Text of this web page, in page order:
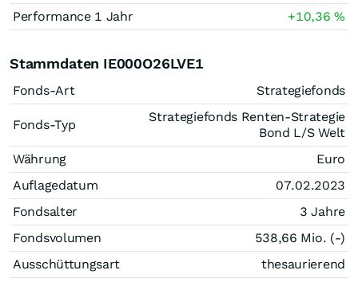
Performance 1 Jahr
+10,36%
Stammdaten IE000O26LVE1
Fonds-Art Strategiefonds
Fonds-Typ
Strategiefonds Renten-Strategie
Bond L/S Welt
Währung
Euro
Auflagedatum
07.02.2023
Fondsalter
3 Jahre
Fondsvolumen
538,66 Mio. (-)
Ausschüttungsart
thesaurierend